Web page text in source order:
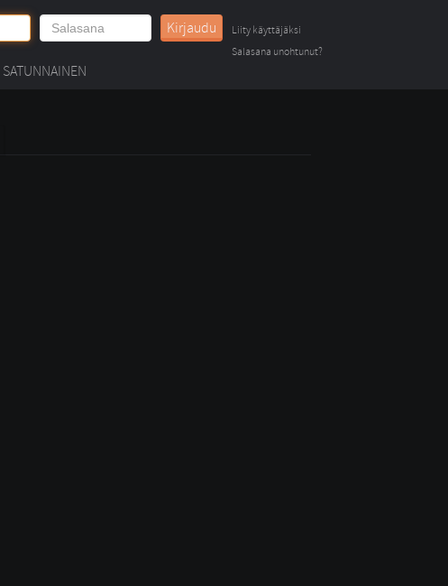
Kirjaudu
Liity käyttäjäksi
Salasana unohtunut?
SATUNNAINEN